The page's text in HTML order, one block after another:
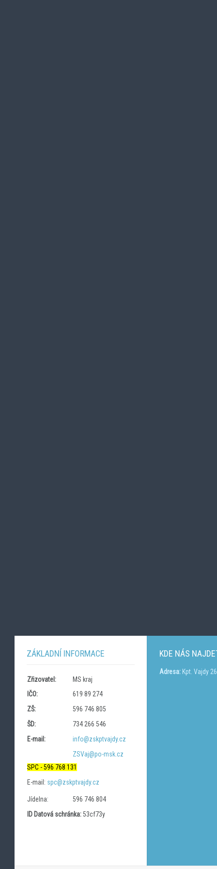
ZÁKLADNÍ INFORMACE
Zřizovatel:
MS kraj
IČO:
619 89 274
ZŠ:
596 746 805
ŠD:
734 266 546
E-mail:
info@zskptvajdy.cz
ZSVaj@po-msk.cz
SPC - 596 768 131
E-mail: spc@zskptvajdy.cz
Jídelna:
596 746 804
ID Datová schránka:53cf73y
KDE NÁS
Adresa:Kpt. Vajdy